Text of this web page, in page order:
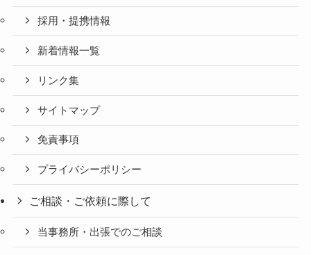
採用・提携情報
新着情報一覧
リンク集
サイトマップ
免責事項
プライバシーポリシー
ご相談・ご依頼に際して
当事務所・出張でのご相談